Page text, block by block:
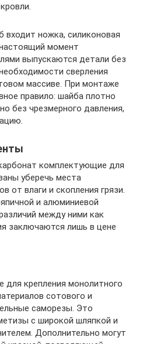
ножка, силиконовая
момент
выпускаются детали без
сверления
массиве. При монтаже
правило: шайба плотно
без чрезмерного давления,
комплектующие для
уберечь места
от влаги и скопления грязи.
и алюминиевой
между ними как
заключаются лишь в цене
крепления монолитного
сотового и
саморезы. Это
с широкой шляпкой и
Дополнительно могут